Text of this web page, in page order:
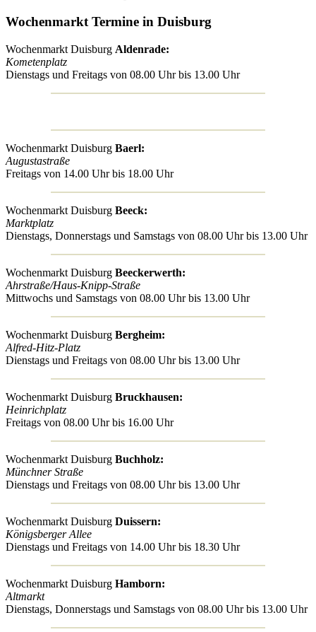
Wochenmarkt Termine in Duisburg
Wochenmarkt Duisburg Aldenrade:
Kometenplatz
Dienstags und Freitags von 08.00 Uhr bis 13.00 Uhr
Wochenmarkt Duisburg Baerl:
Augustastraße
Freitags von 14.00 Uhr bis 18.00 Uhr
Wochenmarkt Duisburg Beeck:
Marktplatz
Dienstags, Donnerstags und Samstags von 08.00 Uhr bis 13.00 Uhr
Wochenmarkt Duisburg Beeckerwerth:
Ahrstraße/Haus-Knipp-Straße
Mittwochs und Samstags von 08.00 Uhr bis 13.00 Uhr
Wochenmarkt Duisburg Bergheim:
Alfred-Hitz-Platz
Dienstags und Freitags von 08.00 Uhr bis 13.00 Uhr
Wochenmarkt Duisburg Bruckhausen:
Heinrichplatz
Freitags von 08.00 Uhr bis 16.00 Uhr
Wochenmarkt Duisburg Buchholz:
Münchner Straße
Dienstags und Freitags von 08.00 Uhr bis 13.00 Uhr
Wochenmarkt Duisburg Duissern:
Königsberger Allee
Dienstags und Freitags von 14.00 Uhr bis 18.30 Uhr
Wochenmarkt Duisburg Hamborn:
Altmarkt
Dienstags, Donnerstags und Samstags von 08.00 Uhr bis 13.00 Uhr